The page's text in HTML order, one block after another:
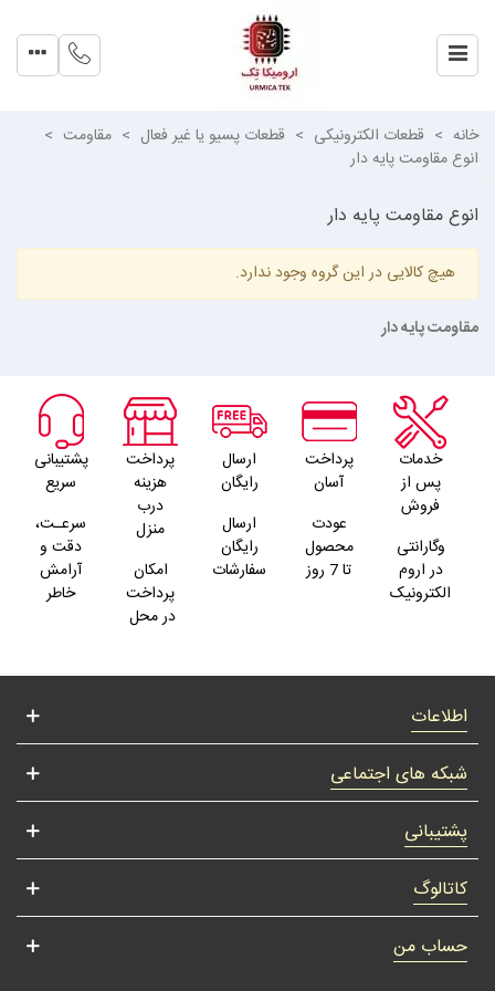
خانه > قطعات الکترونیکی > قطعات پسیو یا غیر فعال > مقاومت >
انوع مقاومت پایه دار
انوع مقاومت پایه دار
هیچ کالایی در این گروه وجود ندارد.
مقاومت پایه دار
خدمات
پس از
فروش
وگارانتی
در اروم
الکترونیک
پرداخت
آسان
عودت
محصول
تا 7 روز
ارسال
رایگان
ارسال
رایگان
سفارشات
پرداخت
هزینه
درب
منزل
امکان
پرداخت
در محل
پشتیبانی
سریع
سرعـت،
دقت و
آرامش
خاطر
اطلاعات
شبکه های اجتماعی
پشتیبانی
کاتالوگ
حساب من